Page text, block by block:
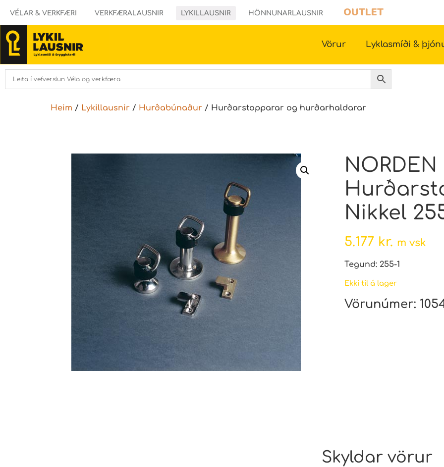
VÉLAR & VERKFÆRI VERKFÆRALAUSNIR LYKILLAUSNIR HÖNNUNARLAUSNIR OUTLET
Vörur Lyklasmíði &
Heim / Lykillausnir / Hurðabúnaður / Hurðarstopparar og hurðarhaldarar
NORDEN
Nikkel
5.177 kr. m vsk
Tegund: 255-1
Ekki til á lager
Vörunúmer:
Skyldar vörur